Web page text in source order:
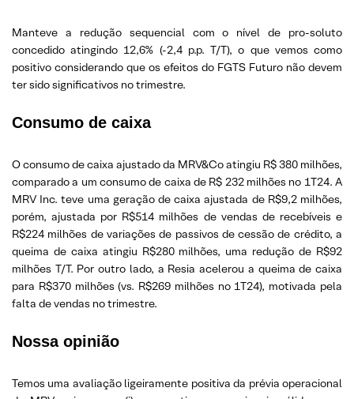
Manteve a redução sequencial com o nível de pro-soluto
concedido atingindo 12,6% (-2,4 p.p. T/T), o que vemos como
positivo considerando que os efeitos do FGTS Futuro não devem
ter sido significativos no trimestre.
Consumo de caixa
O consumo de caixa ajustado da MRV&Co atingiu R$ 380 milhões,
comparado a um consumo de caixa de R$ 232 milhões no 1T24. A
MRV Inc. teve uma geração de caixa ajustada de R$9,2 milhões,
porém, ajustada por R$514 milhões de vendas de recebíveis e
R$224 milhões de variações de passivos de cessão de crédito, a
queima de caixa atingiu R$280 milhões, uma redução de R$92
milhões T/T. Por outro lado, a Resia acelerou a queima de caixa
para R$370 milhões (vs. R$269 milhões no 1T24), motivada pela
falta de vendas no trimestre.
Nossa opinião
Temos uma avaliação ligeiramente positiva da prévia operacional